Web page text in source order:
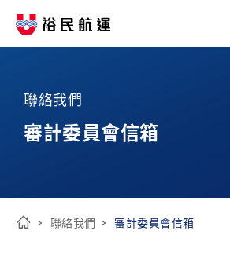
聯絡我們
審計委員會信箱
聯絡我們 審計委員會信箱